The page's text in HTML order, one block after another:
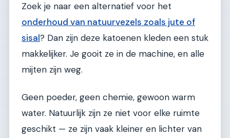
Zoek je naar een alternatief voor het
onderhoud van natuurvezels zoals jute of
sisal? Dan zijn deze katoenen kleden een stuk
makkelijker. Je gooit ze in de machine, en alle
mijten zijn weg.
Geen poeder, geen chemie, gewoon warm
water. Natuurlijk zijn ze niet voor elke ruimte
geschikt — ze zijn vaak kleiner en lichter van